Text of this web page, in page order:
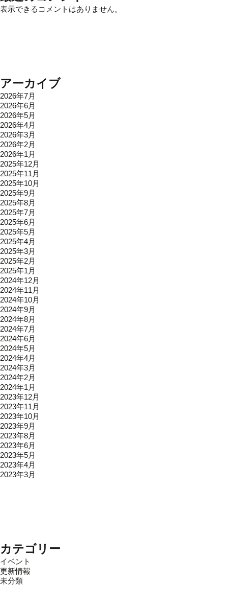
表示できるコメントはありません。
アーカイブ
2026年7月
2026年6月
2026年5月
2026年4月
2026年3月
2026年2月
2026年1月
2025年12月
2025年11月
2025年10月
2025年9月
2025年8月
2025年7月
2025年6月
2025年5月
2025年4月
2025年3月
2025年2月
2025年1月
2024年12月
2024年11月
2024年10月
2024年9月
2024年8月
2024年7月
2024年6月
2024年5月
2024年4月
2024年3月
2024年2月
2024年1月
2023年12月
2023年11月
2023年10月
2023年9月
2023年8月
2023年6月
2023年5月
2023年4月
2023年3月
カテゴリー
イベント
更新情報
未分類